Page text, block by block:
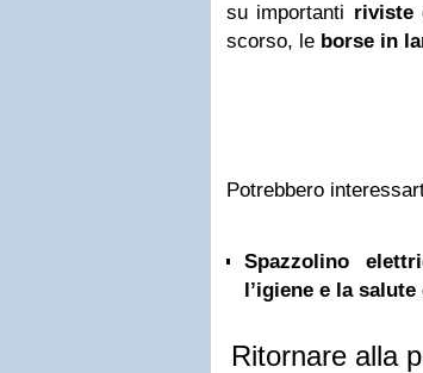
su importanti riviste
scorso, le borse in
Potrebbero
Spazzolino
l’igiene e la salute
Ritornare alla